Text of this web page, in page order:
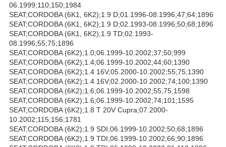
06.1999;110;150;1984
SEAT;CORDOBA (6K1, 6K2);1.9 D;01.1996-08.1996;47;64;1896
SEAT;CORDOBA (6K1, 6K2);1.9 D;02.1993-08.1996;50;68;1896
SEAT;CORDOBA (6K1, 6K2);1.9 TD;02.1993-
08.1996;55;75;1896
SEAT;CORDOBA (6K2);1.0;06.1999-10.2002;37;50;999
SEAT;CORDOBA (6K2);1.4;06.1999-10.2002;44;60;1390
SEAT;CORDOBA (6K2);1.4 16V;05.2000-10.2002;55;75;1390
SEAT;CORDOBA (6K2);1.4 16V;02.2000-10.2002;74;100;1390
SEAT;CORDOBA (6K2);1.6;06.1999-10.2002;55;75;1598
SEAT;CORDOBA (6K2);1.6;06.1999-10.2002;74;101;1595
SEAT;CORDOBA (6K2);1.8 T 20V Cupra;07.2000-
10.2002;115;156;1781
SEAT;CORDOBA (6K2);1.9 SDI;06.1999-10.2002;50;68;1896
SEAT;CORDOBA (6K2);1.9 TDI;06.1999-10.2002;66;90;1896